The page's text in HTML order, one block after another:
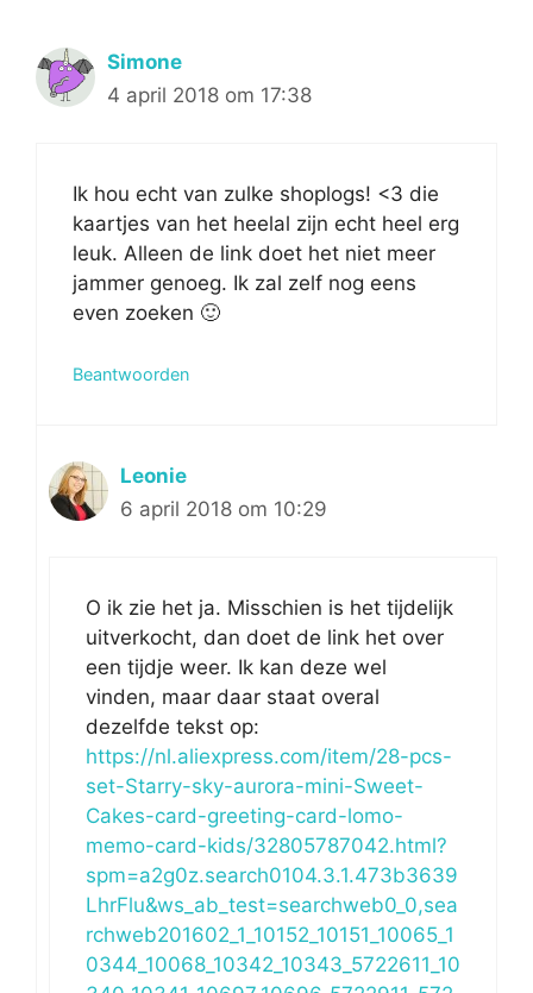
Simone
4 april 2018 om 17:38
Ik hou echt van zulke shoplogs! <3 die
kaartjes van het heelal zijn echt heel erg
leuk. Alleen de link doet het niet meer
jammer genoeg. Ik zal zelf nog eens
even zoeken 🙂
Beantwoorden
Leonie
6 april 2018 om 10:29
O ik zie het ja. Misschien is het tijdelijk
uitverkocht, dan doet de link het over
een tijdje weer. Ik kan deze wel
vinden, maar daar staat overal
dezelfde tekst op:
https://nl.aliexpress.com/item/28-pcs-
set-Starry-sky-aurora-mini-Sweet-
Cakes-card-greeting-card-lomo-
memo-card-kids/32805787042.html?
spm=a2g0z.search0104.3.1.473b3639
LhrFlu&ws_ab_test=searchweb0_0,sea
rchweb201602_1_10152_10151_10065_1
0344_10068_10342_10343_5722611_10